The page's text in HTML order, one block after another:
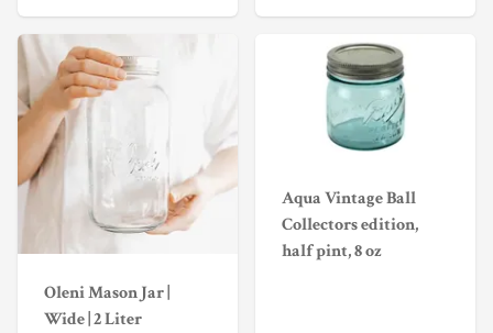
Oleni Mason Jar |
Wide | 2 Liter
Aqua Vintage Ball
Collectors edition,
half pint, 8 oz